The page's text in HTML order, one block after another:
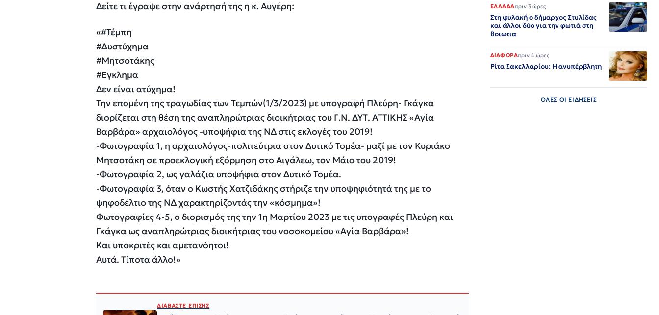
Δείτε τι έγραψε στην ανάρτησή της η κ. Αυγέρη:
«#Τέμπη
#Δυστύχημα
#Μητσοτάκης
#Εγκλημα
Δεν είναι ατύχημα!
Την επομένη της τραγωδίας των Τεμπών(1/3/2023) με υπογραφή Πλεύρη- Γκάγκα
διορίζεται στη θέση της αναπληρώτριας διοικήτριας του Γ.Ν. ΔΥΤ. ΑΤΤΙΚΗΣ «Αγία
Βαρβάρα» αρχαιολόγος -υποψήφια της ΝΔ στις εκλογές του 2019!
-Φωτογραφία 1, η αρχαιολόγος-πολιτεύτρια στον Δυτικό Τομέα- μαζί με τον Κυριάκο
Μητσοτάκη σε προεκλογική εξόρμηση στο Αιγάλεω, τον Μάιο του 2019!
-Φωτογραφία 2, ως γαλάζια υποψήφια στον Δυτικό Τομέα.
-Φωτογραφία 3, όταν ο Κωστής Χατζιδάκης στήριζε την υποψηφιότητά της με το
ψηφοδέλτιο της ΝΔ χαρακτηρίζοντάς την «κόσμημα»!
Φωτογραφίες 4-5, ο διορισμός της την 1η Μαρτίου 2023 με τις υπογραφές Πλεύρη και
Γκάγκα ως αναπληρώτριας διοικήτριας του νοσοκομείου «Αγία Βαρβάρα»!
Και υποκριτές και αμετανόητοι!
Αυτά. Τίποτα άλλο!»
ΔΙΑΒΑΣΤΕ ΕΠΙΣΗΣ
ΕΛΛΑΔΑπριν 3 ώρες
Στη φυλακή ο δήμαρχος Στυλίδας
και άλλοι δύο για την φωτιά στη
Βοιωτια
ΔΙΑΦΟΡΑπριν 4 ώρες
Ρίτα Σακελλαρίου: Η ανυπέρβλητη
ΟΛΕΣ ΟΙ ΕΙΔΗΣΕΙΣ